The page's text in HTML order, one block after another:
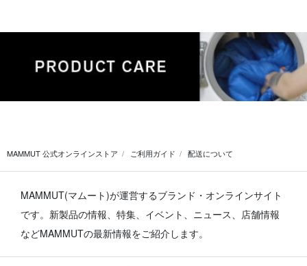
MAMMUT 公式オンラインストア ご利用ガイド 配送について
MAMMUT(マムート)が運営するブランド・オンラインサイト
です。 新製品の情報、特集、イベント、ニュース、店舗情報
などMAMMUTの最新情報をご紹介します。